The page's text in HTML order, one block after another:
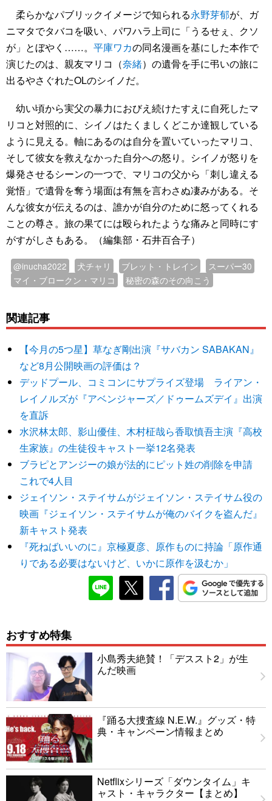
柔らかなパブリックイメージで知られる永野芽郁が、ガ
ニマタでタバコを吸い、パワハラ上司に「うるせぇ、クソ
が」とぼやく……。 平庫ワカの同名漫画を基にした本作で
演じたのは、親友マリコ（奈緒）の遺骨を手に弔いの旅に
出るやさぐれたOLのシイノだ。
幼い頃から実父の暴力におびえ続けたすえに自死したマ
リコと対照的に、シイノはたくましくどこか達観している
ように見える。軸にあるのは自分を置いていったマリコ、
そして彼女を救えなかった自分への怒り。シイノが怒りを
爆発させるシーンの一つで、マリコの父から「刺し違える
覚悟」で遺骨を奪う場面は有無を言わさぬ凄みがある。そ
んな彼女が伝えるのは、誰かが自分のために怒ってくれる
ことの尊さ。旅の果てには殴られたような痛みと同時にす
がすがしさもある。（編集部・石井百合子）
@inucha2022 犬チャリ ブレット・トレイン
スーパー30
マイ・ブロークン・マリコ
秘密の森のその向こう
関連記事
【今月の5つ星】草なぎ剛出演『サバカン SABAKAN』
など8月公開映画の評価は？
デッドプール、コミコンにサプライズ登場 ライアン・
レイノルズが『アベンジャーズ／ドゥームズデイ』出演
を直訴
水沢林太郎、影山優佳、木村柾哉ら香取慎吾主演『高校
生家族』の生徒役キャスト一挙12名発表
ブラピとアンジーの娘が法的にピット姓の削除を申請
これで4人目
ジェイソン・ステイサムがジェイソン・ステイサム役の
映画『ジェイソン・ステイサムが俺のバイクを盗んだ』
新キャスト発表
『死ねばいいのに』京極夏彦、原作ものに持論「原作通
りである必要はないけど、いかに原作を汲むか」
おすすめ特集
小島秀夫絶賛！「デススト2」が生
んだ映画
『踊る大捜査線 N.E.W.』グッズ・特
典・キャンペーン情報まとめ
Netflixシリーズ「ダウンタイム」キ
ャスト・キャラクター【まとめ】